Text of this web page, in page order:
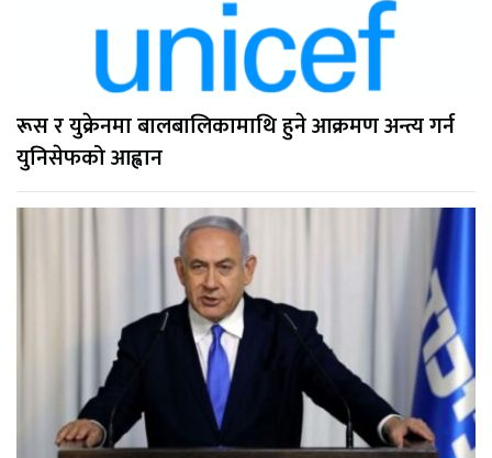
रूस र युक्रेनमा बालबालिकामाथि हुने आक्रमण अन्त्य गर्न
युनिसेफको आह्वान